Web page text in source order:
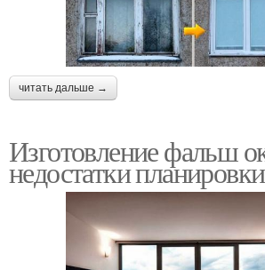
читать дальше →
Изготовление фальш
недостатки планировки